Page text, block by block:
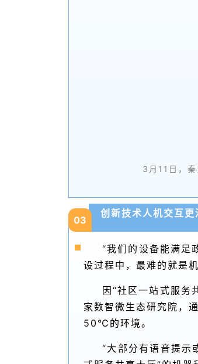
3月11日，
03
创新技术人机交互更
“我们的设备能满足
设过程中，最难的就是
因“社区一站式服务
家数智微生态研究院，
50℃的环境。
“大部分有语音提示